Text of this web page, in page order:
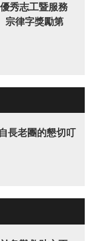
秀志工暨服務
宗律字獎勵第
長老團的懇切叮